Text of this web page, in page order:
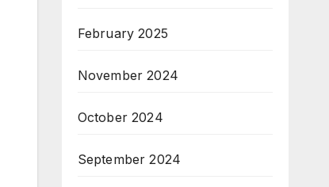
February 2025
November 2024
October 2024
September 2024